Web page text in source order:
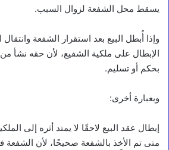
يسقط محل الشفعة لزوال السبب.
وإذا أُبطل البيع بعد استقرار الشفعة وانتقال
الإبطال على ملكية الشفيع، لأن حقه نشأ
بحكم أو تسليم.
وبعبارة أخرى:
إبطال عقد البيع لاحقًا لا يمتد أثره إلى
متى تم الأخذ بالشفعة صحيحًا، لأن الشفعة
ل
س